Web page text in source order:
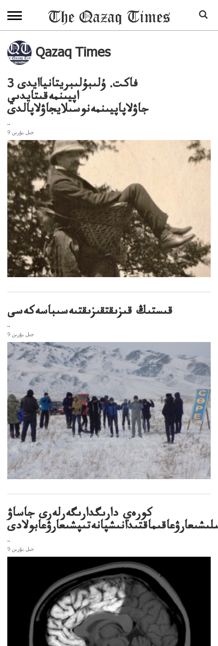
Qazaq Times
3 فاكت. ۇلىبۇلىبريتانياايدى
اپيىنمەقىتايدىي
جاۋلاپاپيىنمەنوسىلايجاۋلاپالدى
..
9 جىل بۇرىن
قىستىڭ قىزىقتقىزىقتىەسىباسەكەسى
..
9 جىل بۇرىن
كورەي دارىگدارىگەرلەرى جاساۋ
..
9 جىل بۇرىن